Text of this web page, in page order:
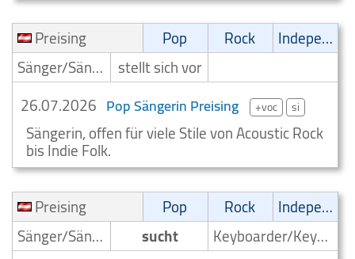
Preising
Pop Rock
Independent
Sänger/Sängerin stellt sich vor
26.07.2026 Pop Sängerin Preising +voc si
Sängerin, offen für viele Stile von Acoustic Rock
bis Indie Folk.
Preising
Pop Rock
Independent
Sänger/Sängerin
sucht
Keyboarder/Keyboardspieler